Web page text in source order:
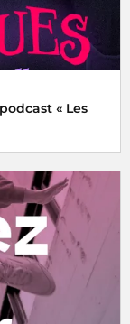
« Les